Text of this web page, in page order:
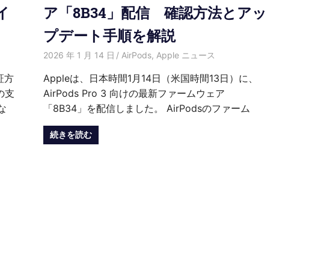
方
支
ア「8B34」配信 確認方法とアッ
プデート手順を解説
2026 年 1 月 14 日 HongWei
AirPods, Apple ニュース
Appleは、日本時間1月14日（米国時間13日）に、
AirPods Pro 3 向けの最新ファームウェア
「8B34」を配信しました。 AirPodsのファーム
続きを読む